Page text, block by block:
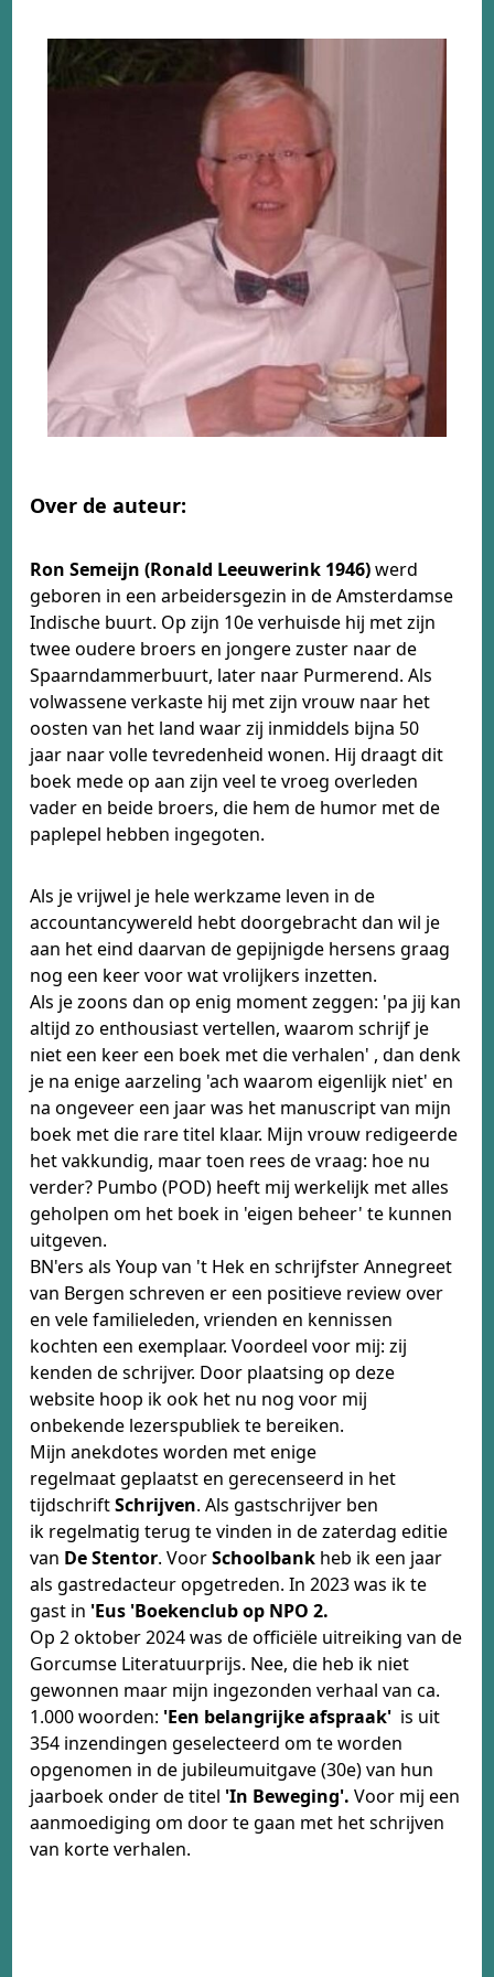
Over de auteur:
Ron Semeijn (Ronald Leeuwerink 1946)werd
geboren in een arbeidersgezin in de Amsterdamse
Indische buurt. Op zijn 10e verhuisde hij met zijn
twee oudere broers en jongere zuster naar de
Spaarndammerbuurt, later naar Purmerend. Als
volwassene verkaste hij met zijn vrouw naar het
oosten van het land waar zij inmiddels bijna 50
jaar naar volle tevredenheid wonen. Hij draagt dit
boek mede op aan zijn veel te vroeg overleden
vader en beide broers, die hem de humor met de
paplepel hebben ingegoten.
Als je vrijwel je hele werkzame leven in de
accountancywereld hebt doorgebracht dan wil je
aan het eind daarvan de gepijnigde hersens graag
nog een keer voor wat vrolijkers inzetten.
Als je zoons dan op enig moment zeggen: 'pa jij kan
altijd zo enthousiast vertellen, waarom schrijf je
niet een keer een boek met die verhalen' , dan denk
je na enige aarzeling 'ach waarom eigenlijk niet' en
na ongeveer een jaar was het manuscript van mijn
boek met die rare titel klaar. Mijn vrouw redigeerde
het vakkundig, maar toen rees de vraag: hoe nu
verder? Pumbo (POD) heeft mij werkelijk met alles
geholpen om het boek in 'eigen beheer' te kunnen
uitgeven.
BN'ers als Youp van 't Hek en schrijfster Annegreet
van Bergen schreven er een positieve review over
en vele familieleden, vrienden en kennissen
kochten een exemplaar. Voordeel voor mij: zij
kenden de schrijver. Door plaatsing op deze
website hoop ik ook het nu nog voor mij
onbekende lezerspubliek te bereiken.
Mijn anekdotes worden met enige
regelmaat geplaatst en gerecenseerd in het
tijdschriftSchrijven. Als gastschrijver ben
ik regelmatig terug te vinden in de zaterdag editie
van De Stentor. VoorSchoolbank heb ik een jaar
als gastredacteur opgetreden. In 2023 was ik te
gast in 'Eus 'Boekenclub op NPO 2.
Op 2 oktober 2024 was de officiële uitreiking van de
Gorcumse Literatuurprijs. Nee, die heb ik niet
gewonnen maar mijn ingezonden verhaal van ca.
1.000 woorden: 'Een belangrijke afspraak' is uit
354 inzendingen geselecteerd om te worden
opgenomen in de jubileumuitgave (30e) van hun
jaarboek onder de titel 'In Beweging'.Voor mij een
aanmoediging om door te gaan met het schrijven
van korte verhalen.